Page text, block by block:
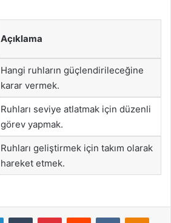
Açıklama
Hangi ruhların güçlendirileceğine
karar vermek.
Ruhları seviye atlatmak için düzenli
görev yapmak.
Ruhları geliştirmek için takım olarak
hareket etmek.
LinkedInTumblr PinterestReddit VKontakte